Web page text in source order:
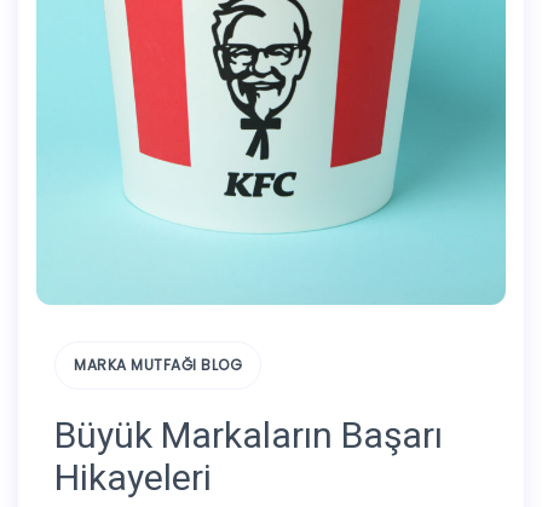
MARKA MUTFAĞI BLOG
Büyük Markaların Başarı
Hikayeleri